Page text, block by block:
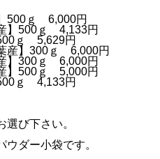
500ｇ 6,000円
】500ｇ 4,133円
ｇ 5,629円
産】300ｇ 6,000円
】300ｇ 6,000円
】500ｇ 5,000円
ｇ 4,133円
選び下さい。
ダー小袋です。